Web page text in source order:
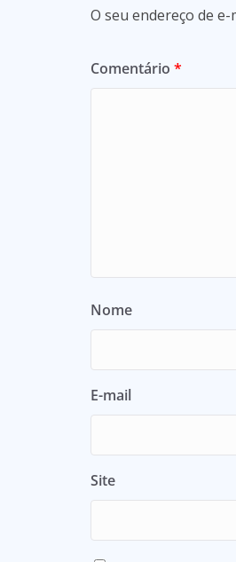
O seu endereço de
Comentário *
Nome
E-mail
Site